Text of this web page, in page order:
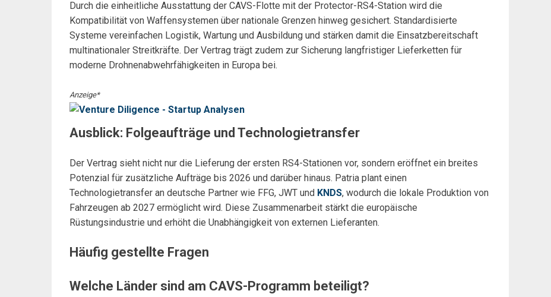
Durch die einheitliche Ausstattung der CAVS-Flotte mit der Protector-RS4-Station wird die
Kompatibilität von Waffensystemen über nationale Grenzen hinweg gesichert. Standardisierte
Systeme vereinfachen Logistik, Wartung und Ausbildung und stärken damit die Einsatzbereitschaft
multinationaler Streitkräfte. Der Vertrag trägt zudem zur Sicherung langfristiger Lieferketten für
moderne Drohnenabwehrfähigkeiten in Europa bei.
Anzeige*
Ausblick: Folgeaufträge und Technologietransfer
Der Vertrag sieht nicht nur die Lieferung der ersten RS4-Stationen vor, sondern eröffnet ein breites
Potenzial für zusätzliche Aufträge bis 2026 und darüber hinaus. Patria plant einen
Technologietransfer an deutsche Partner wie FFG, JWT und KNDS, wodurch die lokale Produktion von
Fahrzeugen ab 2027 ermöglicht wird. Diese Zusammenarbeit stärkt die europäische
Rüstungsindustrie und erhöht die Unabhängigkeit von externen Lieferanten.
Häufig gestellte Fragen
Welche Länder sind am CAVS-Programm beteiligt?